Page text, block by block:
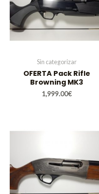
Sin categorizar
OFERTA Pack Rifle
Browning MK3
1,999.00€